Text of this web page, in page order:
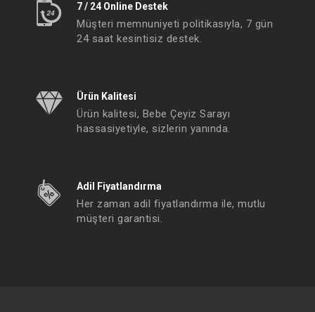
7 / 24 Online Destek
Müşteri memnuniyeti politikasıyla, 7 gün
24 saat kesintisiz destek.
Ürün Kalitesi
Ürün kalitesi, Bebe Çeyiz Sarayı
hassasiyetiyle, sizlerin yanında.
Adil Fiyatlandırma
Her zaman adil fiyatlandırma ile, mutlu
müşteri garantisi.